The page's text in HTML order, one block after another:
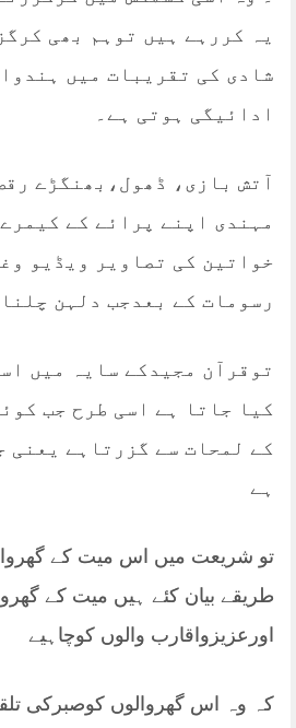
یہ کررہے ہیں توہم بھی
شادی کی تقریبات میں
ادائیگی ہوتی ہے۔
آتش بازی، ڈھول،بھنگڑے
مہندی اپنے پرائے کے
خواتین کی تصاویر ویڈیو
رسومات کے بعدجب دلہن
توقرآن مجیدکے سایہ میں
کیا جاتا ہے اسی طرح جب
کے لمحات سے گزرتاہے یعنی
ہے
تو شریعت میں اس میت کے
طریقے بیان کئے ہیں میت کے
اورعزیزواقارب والوں کوچاہیے
کہ وہ اس گھروالوں کوصبرکی